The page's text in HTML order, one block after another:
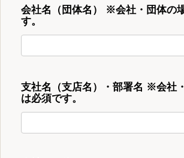
会社名（団体名） ※会社・団体の
す。
支社名（支店名）・部署名 ※会社
は必須です。